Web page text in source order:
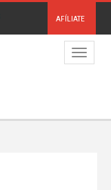
AFÍLIATE
Menú